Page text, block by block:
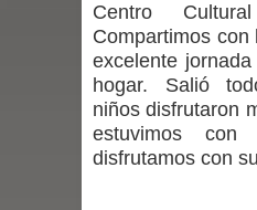
en la alta
impacto
INDAP
Centro
Compartimos
excelente
hogar. Salió
niños disfrutaron
estuvimos con
disfrutamos con